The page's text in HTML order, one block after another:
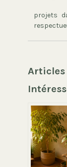
projets
Articles